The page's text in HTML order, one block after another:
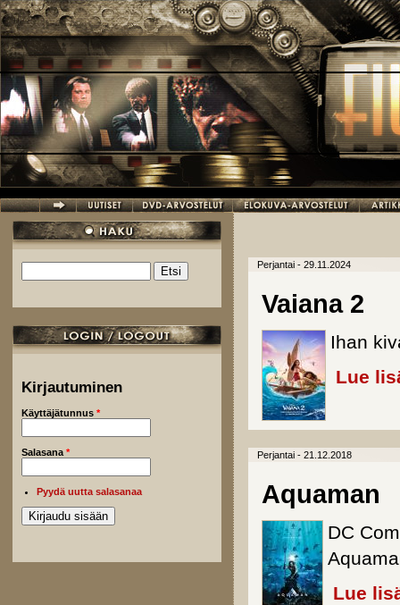
Hyppää pääsisältöön
Hakulomake
Kirjautuminen
Käyttäjätunnus *
Salasana *
Pyydä uutta salasanaa
Perjantai - 29.11.2024
Vaiana 2
Ihan
Lue
Perjantai - 21.12.2018
Aquaman
DC
Lue